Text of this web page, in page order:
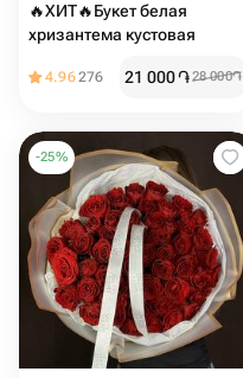
🔥ХИТ🔥Букет белая
хризантема кустовая
4.96276 21 000֏28 000֏
-25%